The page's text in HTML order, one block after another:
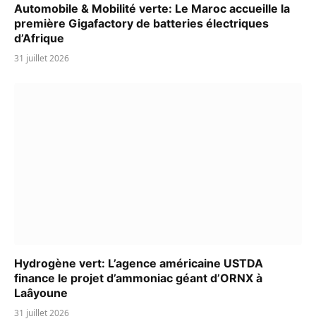
Automobile & Mobilité verte: Le Maroc accueille la
première Gigafactory de batteries électriques
d’Afrique
31 juillet 2026
Hydrogène vert: L’agence américaine USTDA
finance le projet d’ammoniac géant d’ORNX à
Laâyoune
31 juillet 2026